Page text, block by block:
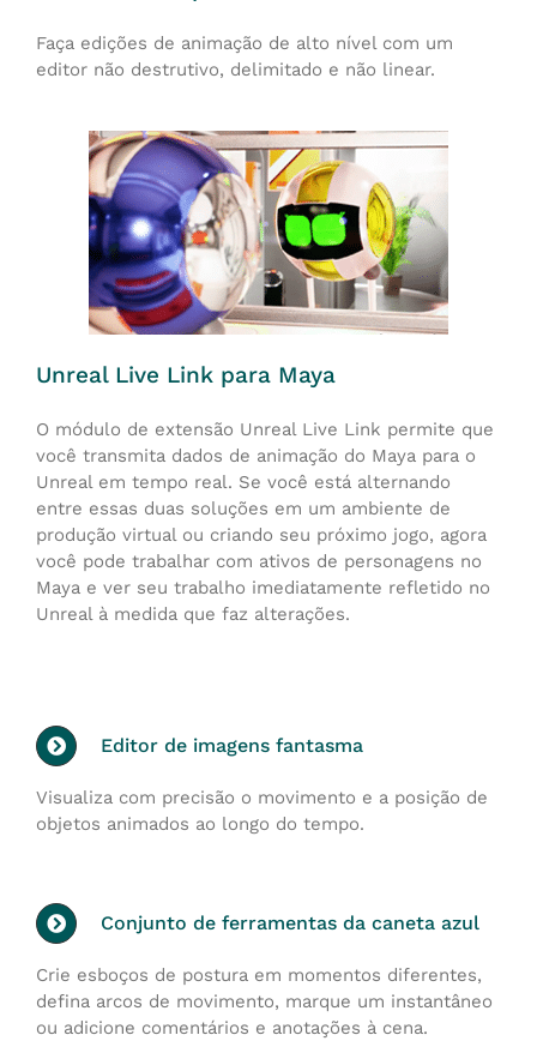
Faça edições de animação de alto nível com um
editor não destrutivo, delimitado e não linear.
Unreal Live Link para Maya
O módulo de extensão Unreal Live Link permite que
você transmita dados de animação do Maya para o
Unreal em tempo real. Se você está alternando
entre essas duas soluções em um ambiente de
produção virtual ou criando seu próximo jogo, agora
você pode trabalhar com ativos de personagens no
Maya e ver seu trabalho imediatamente refletido no
Unreal à medida que faz alterações.
Editor de imagens fantasma
Visualiza com precisão o movimento e a posição de
objetos animados ao longo do tempo.
Conjunto de ferramentas da caneta azul
Crie esboços de postura em momentos diferentes,
defina arcos de movimento, marque um instantâneo
ou adicione comentários e anotações à cena.